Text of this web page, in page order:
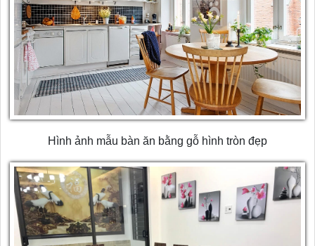
Hình ảnh mẫu bàn ăn bằng gỗ hình tròn đẹp